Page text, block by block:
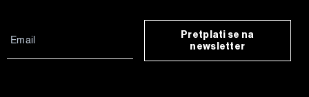
Pretplati se na
newsletter